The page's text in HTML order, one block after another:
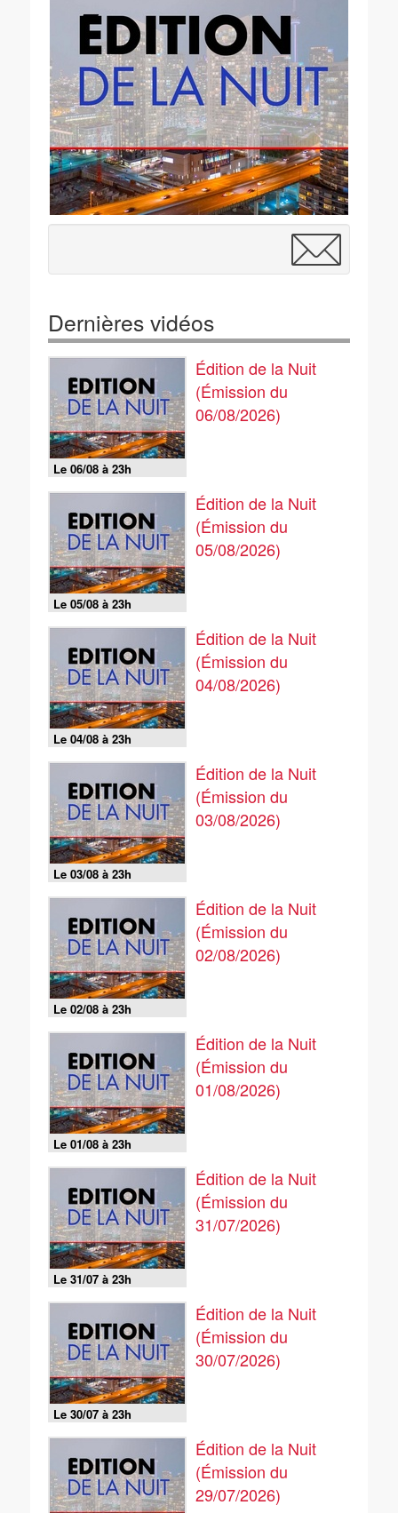
Dernières vidéos
Le 06/08 à 23h
Édition de la Nuit
(Émission du
06/08/2026)
Le 05/08 à 23h
Édition de la Nuit
(Émission du
05/08/2026)
Le 04/08 à 23h
Édition de la Nuit
(Émission du
04/08/2026)
Le 03/08 à 23h
Édition de la Nuit
(Émission du
03/08/2026)
Le 02/08 à 23h
Édition de la Nuit
(Émission du
02/08/2026)
Le 01/08 à 23h
Édition de la Nuit
(Émission du
01/08/2026)
Le 31/07 à 23h
Édition de la Nuit
(Émission du
31/07/2026)
Le 30/07 à 23h
Édition de la Nuit
(Émission du
30/07/2026)
Édition de la Nuit
(Émission du
29/07/2026)